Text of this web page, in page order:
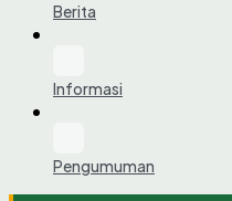
Berita
Informasi
Pengumuman